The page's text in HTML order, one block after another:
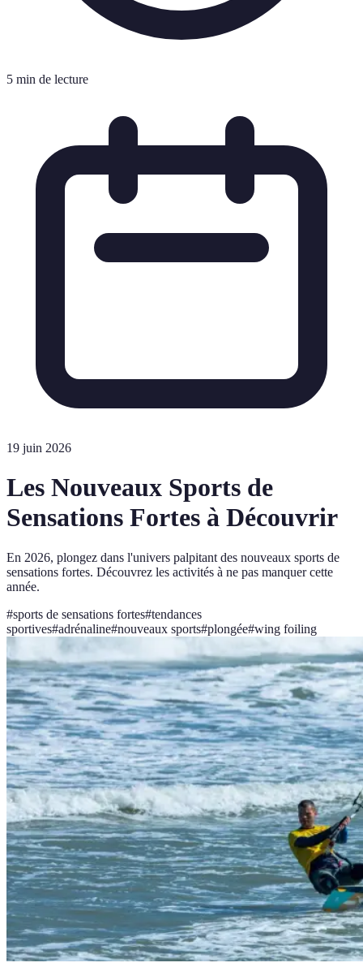
5 min de lecture
19 juin 2026
Les Nouveaux Sports de
Sensations Fortes à Découvrir
En 2026, plongez dans l'univers palpitant des nouveaux sports de
sensations fortes. Découvrez les activités à ne pas manquer cette
année.
#sports de sensations fortes#tendances
sportives#adrénaline#nouveaux sports#plongée#wing foiling